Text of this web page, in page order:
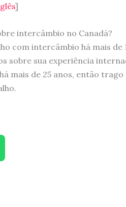
]
intercâmbio no Canadá?
com intercâmbio há mais de
sobre sua experiência
mais de 25 anos, então